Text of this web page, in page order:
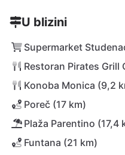
U blizini
Supermarket
Restoran Pirates Grill
Konoba Monica (9,2
Poreč (17 km)
Plaža Parentino (17,4
Funtana (21 km)